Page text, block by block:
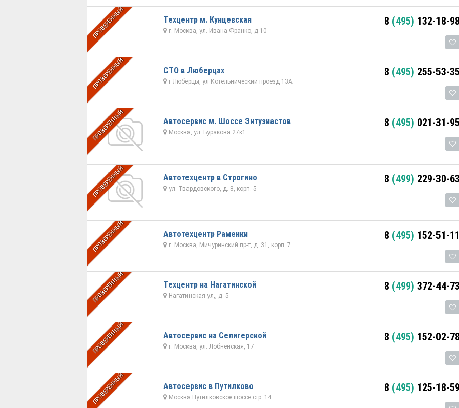
ПРОВЕРЕННЫЙ Техцентр м. Кунцевская
г. Москва, ул. Ивана Франко, д.10
8 (495) 132-18-98
ПРОВЕРЕННЫЙ СТО в Люберцах
г Люберцы, ул Котельнический проезд 13А
8 (495) 255-53-35
ПРОВЕРЕННЫЙ Автосервис м. Шоссе Энтузиастов
Москва, ул. Буракова 27к1
8 (495) 021-31-95
ПРОВЕРЕННЫЙ Автотехцентр в Строгино
ул. Твардовского, д. 8, корп. 5
8 (499) 229-30-63
ПРОВЕРЕННЫЙ Автотехцентр Раменки
г. Москва, Мичуринский пр-т, д. 31, корп. 7
8 (495) 152-51-11
ПРОВЕРЕННЫЙ Техцентр на Нагатинской
Нагатинская ул,, д. 5
8 (499) 372-44-73
ПРОВЕРЕННЫЙ Автосервис на Селигерской
г. Москва, ул. Лобненская, 17
8 (495) 152-02-78
ПРОВЕРЕННЫЙ Автосервис в Путилково
Москва Путилковское шоссе стр. 14
8 (495) 125-18-59